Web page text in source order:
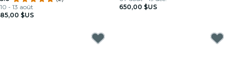
10 - 13 août
85,00 $US
650,00 $US